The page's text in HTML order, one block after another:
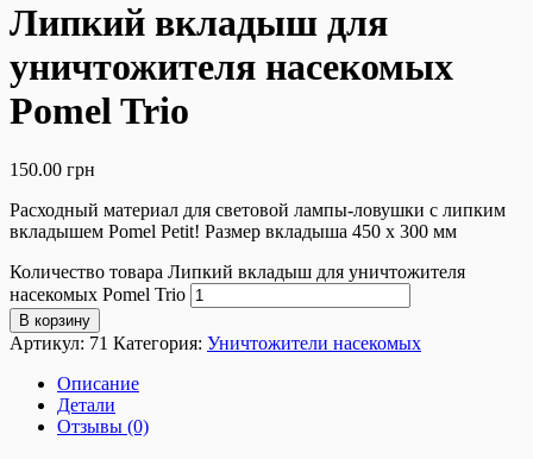
Липкий вкладыш для
уничтожителя насекомых
Pomel Trio
150.00 грн
Расходный материал для световой лампы-ловушки с липким
вкладышем Pomel Petit! Размер вкладыша 450 х 300 мм
Количество товара Липкий вкладыш для уничтожителя
насекомых Pomel Trio
В корзину
Артикул: 71 Категория: Уничтожители насекомых
Описание
Детали
Отзывы (0)